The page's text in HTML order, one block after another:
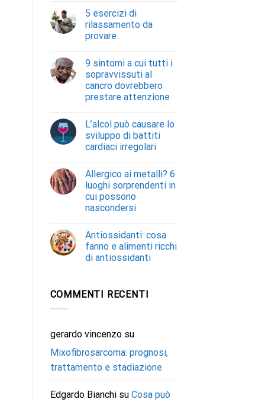
5 esercizi di
rilassamento da
provare
9 sintomi a cui tutti i
sopravvissuti al
cancro dovrebbero
prestare attenzione
L’alcol può causare lo
sviluppo di battiti
cardiaci irregolari
Allergico ai metalli? 6
luoghi sorprendenti in
cui possono
nascondersi
Antiossidanti: cosa
fanno e alimenti ricchi
di antiossidanti
COMMENTI RECENTI
gerardo vincenzosu
Mixofibrosarcoma: prognosi,
trattamento e stadiazione
Edgardo Bianchisu Cosa può